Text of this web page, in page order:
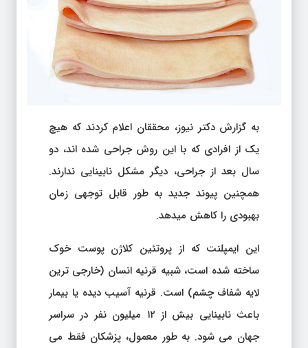
به گزارش دکتر نیوز، محققان اعلام کردند که هیچ
یک از افرادی که با این روش جراحی شده اند، دو
سال بعد از جراحی، دیگر مشکل نابینایی ندارند.
همچنین پیوند جدید به طور قابل توجهی زمان
بهبودی را کاهش میدهد.
این ایمپلنت که از پروتئین کلاژن پوست خوک
ساخته شده است، شبیه قرنیه انسان (خارجی ترین
لایه شفاف چشم) است. قرنیه آسیب دیده یا بیمار
باعث نابینایی بیش از ۱۲ میلیون نفر در سراسر
جهان می شود. به طور معمول، پزشکان فقط می